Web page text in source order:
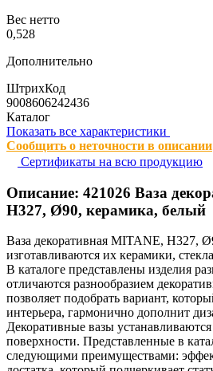
Вес нетто
0,528
Дополнительно
ШтрихКод
9008606242436
Каталог
Показать все характеристики
Сообщить о неточности в описании
Сертификаты на всю продукцию
Описание: 421026 Ваза
H327, Ø90, керамика, белый
Ваза декоративная MITANE, H327,
изготавливаются их керамики,
В каталоге представлены изделия
отличаются разнообразием
позволяет подобрать вариант,
интерьера, гармонично дополнит
Декоративные вазы
поверхности. Представленные в
следующими преимуществами: